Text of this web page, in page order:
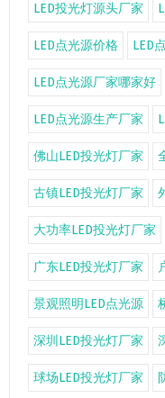
LED投光灯源头厂家
LED点光源价格 LED
LED点光源厂家哪家好
LED点光源生产厂家
佛山LED投光灯厂家
古镇LED投光灯厂家
大功率LED投光灯厂家
广东LED投光灯厂家
景观照明LED点光源
深圳LED投光灯厂家
球场LED投光灯厂家